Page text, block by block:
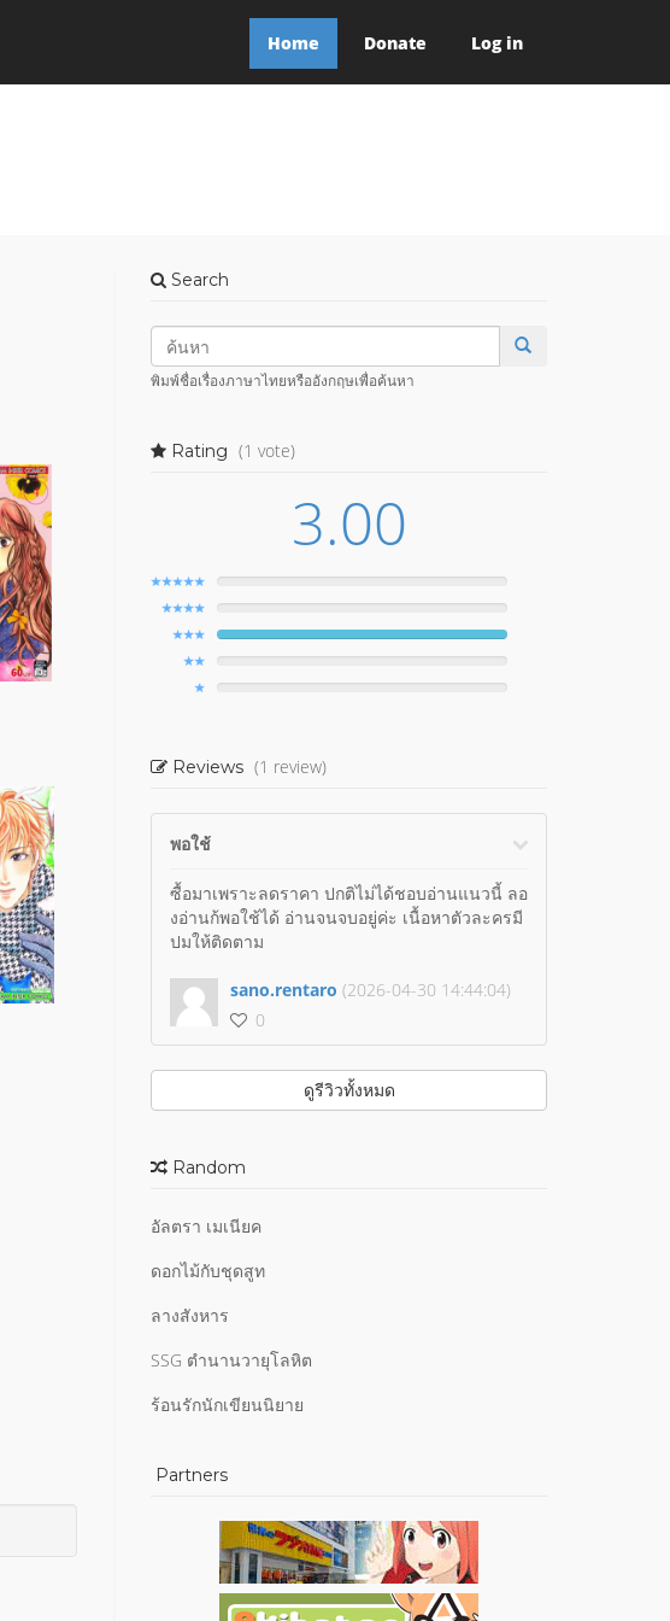
Home Donate Log in
Search
พิมพ์ชื่อเรื่องภาษาไทยหรืออังกฤษเพื่อค้นหา
Rating (1 vote)
3.00
Reviews (1 review)
พอใช้
ซื้อมาเพราะลดราคา ปกติไม่ได้ชอบอ่านแนวนี้ ลอ
งอ่านก้พอใช้ได้ อ่านจนจบอยู่ค่ะ เนื้อหาตัวละครมี
ปมให้ติดตาม
sano.rentaro (2026-04-30 14:44:04)
0
ดูรีวิวทั้งหมด
Random
อัลตรา เมเนียค
ดอกไม้กับชุดสูท
ลางสังหาร
SSG ตำนานวายุโลหิต
ร้อนรักนักเขียนนิยาย
Partners